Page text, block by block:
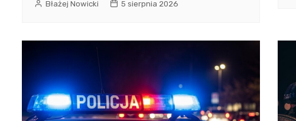
Błażej Nowicki 5 sierpnia 2026